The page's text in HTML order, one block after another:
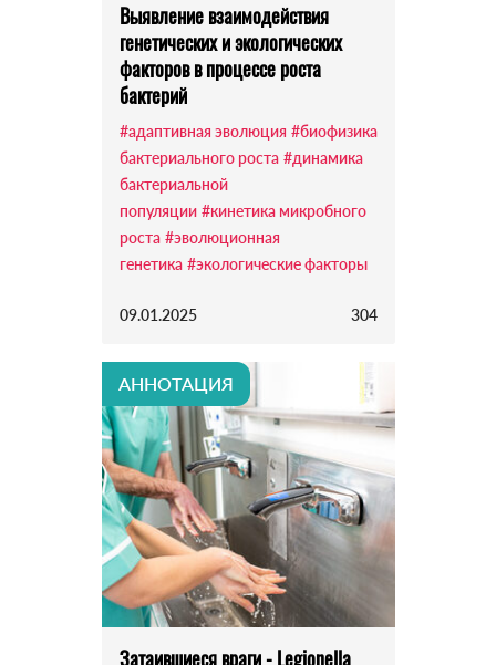
Выявление взаимодействия
генетических и экологических
факторов в процессе роста
бактерий
#адаптивная эволюция #биофизика
бактериального роста #динамика
бактериальной
популяции #кинетика микробного
роста #эволюционная
генетика #экологические факторы
09.01.2025 304
АННОТАЦИЯ
Затаившиеся враги - Legionella